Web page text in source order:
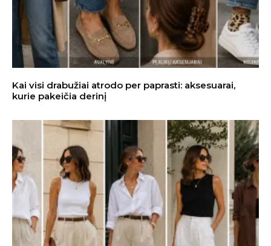
Kai visi drabužiai atrodo per paprasti: aksesuarai,
kurie pakeičia derinį